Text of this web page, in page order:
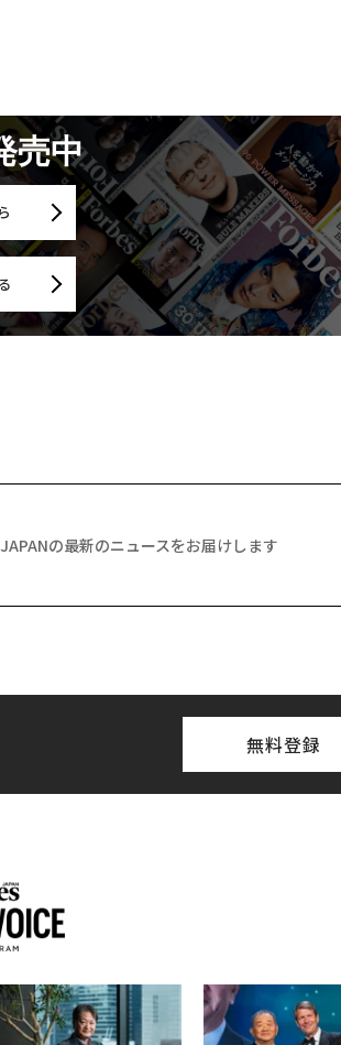
売中
の最新のニュースをお届けします
無料登録